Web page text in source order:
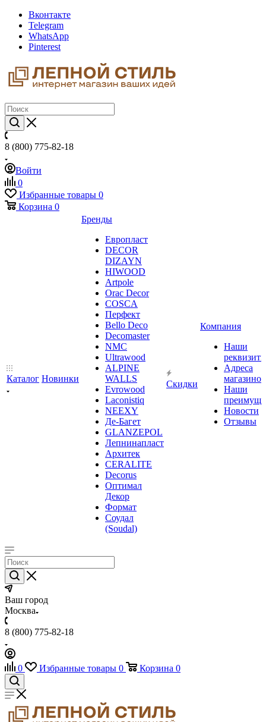
Вконтакте
Telegram
WhatsApp
Pinterest
8 (800) 775-82-18
Войти
0
Избранные товары 0
Корзина 0
Каталог Новинки
Бренды
Европласт
DECOR
DIZAYN
HIWOOD
Artpole
Orac Decor
COSCA
Перфект
Bello Deco
Decomaster
NMС
Ultrawood
ALPINE
WALLS
Evrowood
Laconistiq
NEEXY
Де-Багет
GLANZEPOL
Лепнинапласт
Архитек
CERALITE
Decorus
Оптимал
Декор
Формат
Соудал
(Soudal)
Скидки
Компания
Наши
Адреса
магазинов
Наши
Новости
Отзывы
Ваш город
Москва
8 (800) 775-82-18
0 Избранные товары 0 Корзина 0